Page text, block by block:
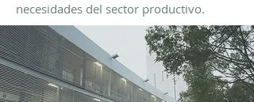
necesidades del sector productivo.